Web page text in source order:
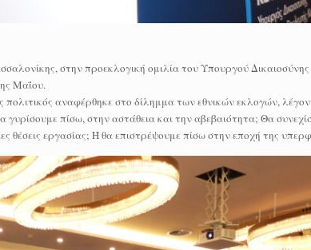
στην προεκλογική ομιλία του Υπουργού
Μαΐου.
αναφέρθηκε στο δίλημμα των εθνικών εκλογών,
πίσω, στην αστάθεια και την αβεβαιότητα; Θα
θέσεις εργασίας; Ή θα επιστρέψουμε πίσω στην εποχή της